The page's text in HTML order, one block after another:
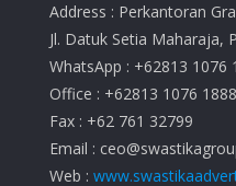
Address : Perkantoran
Jl. Datuk Setia Maharaja,
WhatsApp : +62813 1076
Office : +62813 1076 1888
Fax : +62 761 32799
Email :
Web :